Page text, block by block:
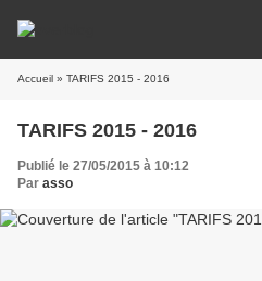
Accueil » TARIFS 2015 - 2016
TARIFS 2015 - 2016
Publié le 27/05/2015 à 10:12
Par asso